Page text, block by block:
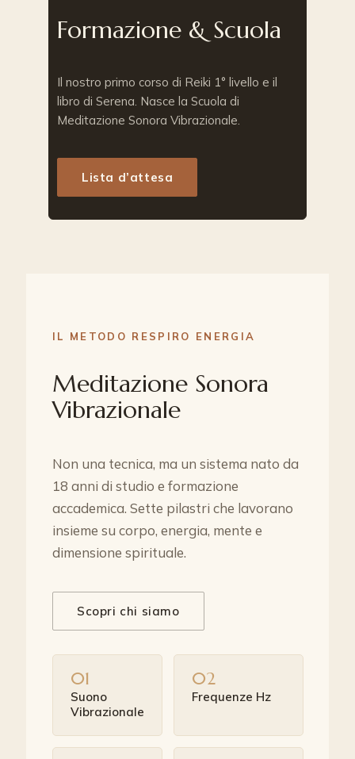
Formazione & Scuola
Il nostro primo corso di Reiki 1° livello e il
libro di Serena. Nasce la Scuola di
Meditazione Sonora Vibrazionale.
Lista d’attesa
IL METODO RESPIRO ENERGIA
Meditazione Sonora
Vibrazionale
Non una tecnica, ma un sistema nato da
18 anni di studio e formazione
accademica. Sette pilastri che lavorano
insieme su corpo, energia, mente e
dimensione spirituale.
Scopri chi siamo
01
Suono
Vibrazionale
02
Frequenze Hz